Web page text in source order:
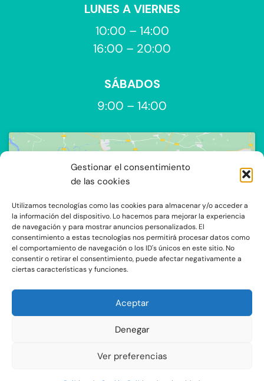
Gestionar el consentimiento
de las cookies
Utilizamos tecnologías como las cookies para almacenar y/o acceder a
la información del dispositivo. Lo hacemos para mejorar la experiencia
de navegación y para mostrar anuncios personalizados. El
consentimiento a estas tecnologías nos permitirá procesar datos como
el comportamiento de navegación o los ID's únicos en este sitio. No
consentir o retirar el consentimiento, puede afectar negativamente a
ciertas características y funciones.
Aceptar
Denegar
Ver preferencias
LUNES A VIERNES
10:00 – 14:00
16:00 – 20:00
SÁBADOS
9:00 – 14:00
Haz clic para aceptar cookies de
marketing y permitir este contenido
C/Ocaña 205, local 3 y 4 C.P: 28047 - Madrid